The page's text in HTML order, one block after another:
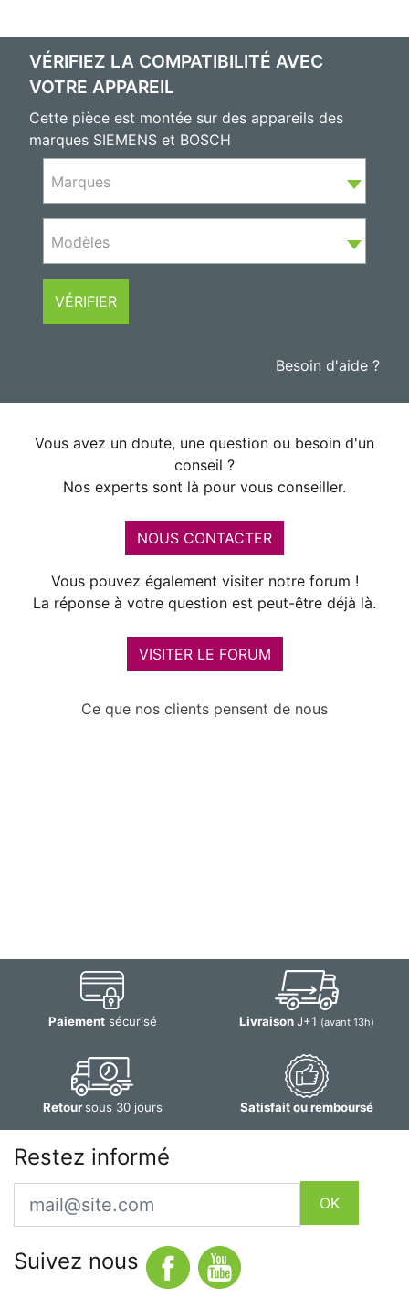
VÉRIFIEZ LA COMPATIBILITÉ AVEC
VOTRE APPAREIL
Cette pièce est montée sur des appareils des
marques SIEMENS et BOSCH
Marques
Modèles
VÉRIFIER
Besoin d'aide ?
Vous avez un doute, une question ou besoin d'un
conseil ?
Nos experts sont là pour vous conseiller.
NOUS CONTACTER
Vous pouvez également visiter notre forum !
La réponse à votre question est peut-être déjà là.
VISITER LE FORUM
Ce que nos clients pensent de nous
Paiementsécurisé LivraisonJ+1 (avant 13h)
Retoursous 30 jours Satisfait ou remboursé
Restez informé
Email
OK
Suivez nous